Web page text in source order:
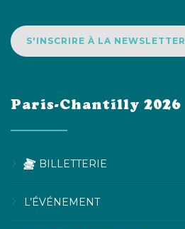
S'INSCRIRE À LA NEWSLETTER
Paris-Chantilly 2026
BILLETTERIE
L’ÉVÉNEMENT